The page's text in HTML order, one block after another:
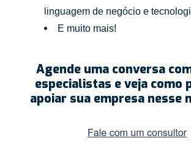
linguagem de negócio e
E muito mais!
Agende uma conversa
especialistas e veja como
apoiar sua empresa nesse